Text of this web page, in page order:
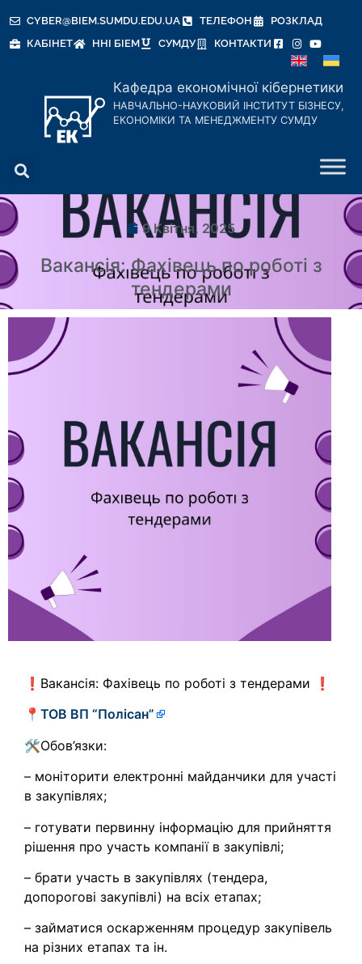
CYBER@BIEM.SUMDU.EDU.UA ТЕЛЕФОН
РОЗКЛАД
КАБІНЕТ
ННІ БІЕМ СУМДУ КОНТАКТИ
Кафедра економічної кібернетики
НАВЧАЛЬНО-НАУКОВИЙ ІНСТИТУТ БІЗНЕСУ,
ЕКОНОМІКИ ТА МЕНЕДЖМЕНТУ СУМДУ
9 Квітня, 2025
Вакансія: Фахівець по роботі з
тендерами
❗Вакансія: Фахівець по роботі з тендерами ❗
📍 ТОВ ВП “Полісан”
🛠️Обов’язки:
– моніторити електронні майданчики для участі
в закупівлях;
– готувати первинну інформацію для прийняття
рішення про участь компанії в закупівлі;
– брати участь в закупівлях (тендера,
допорогові закупівлі) на всіх етапах;
– займатися оскарженням процедур закупівель
на різних етапах та ін.